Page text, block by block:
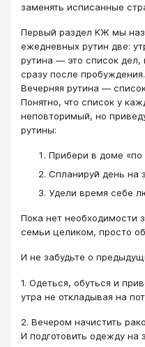
заменять исписанные
Первый раздел КЖ мы
ежедневных рутин две:
рутина — это список
сразу после
Вечерняя рутина —
Понятно, что список у
неповторимый, но
рутины:
Прибери в доме «по
Спланируй день на
Удели время себе
Пока нет необходимости
семьи целиком, просто
И не забудьте о
1. Одеться, обуться и
утра не откладывая на
2. Вечером начистить
И подготовить одежду на